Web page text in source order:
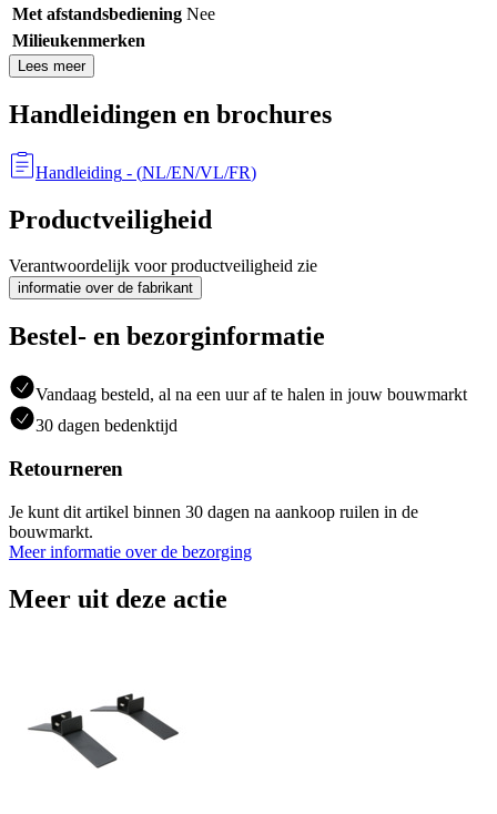
Met afstandsbediening Nee
Milieukenmerken
Lees meer
Handleidingen en brochures
Handleiding - (NL/EN/VL/FR)
Productveiligheid
Verantwoordelijk voor productveiligheid zie
informatie over de fabrikant
Bestel- en bezorginformatie
Vandaag besteld, al na een uur af te halen in jouw bouwmarkt
30 dagen bedenktijd
Retourneren
Je kunt dit artikel binnen 30 dagen na aankoop ruilen in de
bouwmarkt.
Meer informatie over de bezorging
Meer uit deze actie